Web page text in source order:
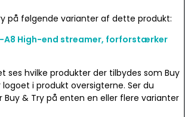
på følgende varianter af dette produkt:
A8 High-end streamer, forforstærker
ses hvilke produkter der tilbydes som Buy
i produkt oversigterne. Ser du
Buy & Try på enten en eller flere varianter